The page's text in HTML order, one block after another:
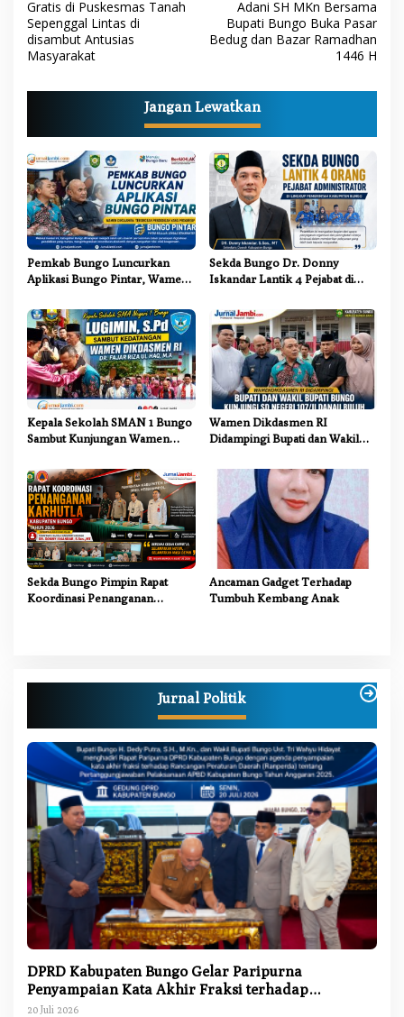
v
i
s
i
p
o
s
Gratis di Puskesmas Tanah
Sepenggal Lintas di
disambut Antusias
Masyarakat
Adani SH MKn Bersama
Bupati Bungo Buka Pasar
Bedug dan Bazar Ramadhan
1446 H
Jangan Lewatkan
Pemkab Bungo Luncurkan
Aplikasi Bungo Pintar, Wamen
Pendidikan yang Progresif
Sekda Bungo Dr. Donny
Iskandar Lantik 4 Pejabat di
Kepala Sekolah SMAN 1 Bungo
Sambut Kunjungan Wamen
PJJ untuk Anak Putus Sekolah
Wamen Dikdasmen RI
Didampingi Bupati dan Wakil
SD Negeri 107/II Danau Buluh
Sekda Bungo Pimpin Rapat
Koordinasi Penanganan
Ancaman Gadget Terhadap
Tumbuh Kembang Anak
Jurnal Politik
DPRD Kabupaten Bungo Gelar Paripurna
Penyampaian Kata Akhir Fraksi terhadap
Ranperda Pertanggungjawaban APBD 2025
20 Juli 2026